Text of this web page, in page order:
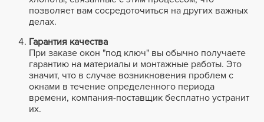
позволяет вам сосредоточиться на других важных
делах.
Гарантия качества
При заказе окон "под ключ" вы обычно получаете
гарантию на материалы и монтажные работы. Это
значит, что в случае возникновения проблем с
окнами в течение определенного периода
времени, компания-поставщик бесплатно устранит
их.